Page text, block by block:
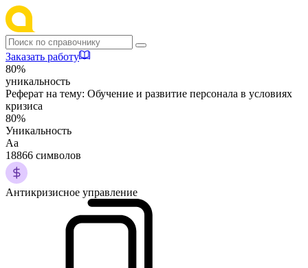
Заказать работу
80%
уникальность
Реферат на тему: Обучение и развитие персонала в условиях
кризиса
80%
Уникальность
Аа
18866 символов
Антикризисное управление